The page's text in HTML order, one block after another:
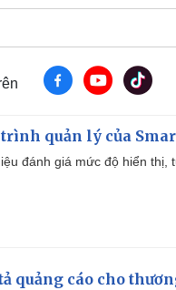
quản lý của
đánh giá mức độ hiển thị,
quảng cáo cho